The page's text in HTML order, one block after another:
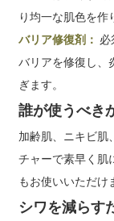
り均一な肌色を作
バリア修復剤： 必
バリアを修復し、
ぎます。
誰が使うべき
加齢肌、ニキビ肌
チャーで素早く肌
もお使いいただけ
シワを減らす